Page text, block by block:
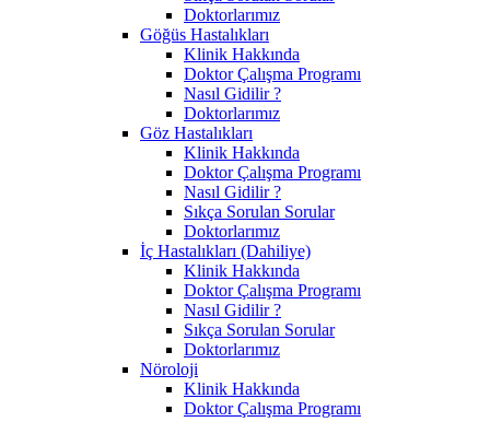
Doktorlarımız
Göğüs Hastalıkları
Klinik Hakkında
Doktor Çalışma Programı
Nasıl Gidilir ?
Doktorlarımız
Göz Hastalıkları
Klinik Hakkında
Doktor Çalışma Programı
Nasıl Gidilir ?
Sıkça Sorulan Sorular
Doktorlarımız
İç Hastalıkları (Dahiliye)
Klinik Hakkında
Doktor Çalışma Programı
Nasıl Gidilir ?
Sıkça Sorulan Sorular
Doktorlarımız
Nöroloji
Klinik Hakkında
Doktor Çalışma Programı